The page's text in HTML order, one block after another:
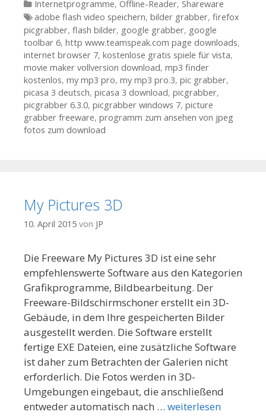
Kategorien
Internetprogramme, Offline-Reader, Shareware
Tags
adobe flash video speichern, bilder grabber, firefox
picgrabber, flash bilder, google grabber, google
toolbar 6, http www.teamspeak.com page downloads,
internet browser 7, kostenlose gratis spiele für vista,
movie maker vollversion download, mp3 finder
kostenlos, my mp3 pro, my mp3 pro.3, pic grabber,
picasa 3 deutsch, picasa 3 download, picgrabber,
picgrabber 6.3.0, picgrabber windows 7, picture
grabber freeware, programm zum ansehen von jpeg
fotos zum download
My Pictures 3D
10. April 2015 von JP
Die Freeware My Pictures 3D ist eine sehr
empfehlenswerte Software aus den Kategorien
Grafikprogramme, Bildbearbeitung. Der
Freeware-Bildschirmschoner erstellt ein 3D-
Gebäude, in dem Ihre gespeicherten Bilder
ausgestellt werden. Die Software erstellt
fertige EXE Dateien, eine zusätzliche Software
ist daher zum Betrachten der Galerien nicht
erforderlich. Die Fotos werden in 3D-
Umgebungen eingebaut, die anschließend
entweder automatisch nach … weiterlesen